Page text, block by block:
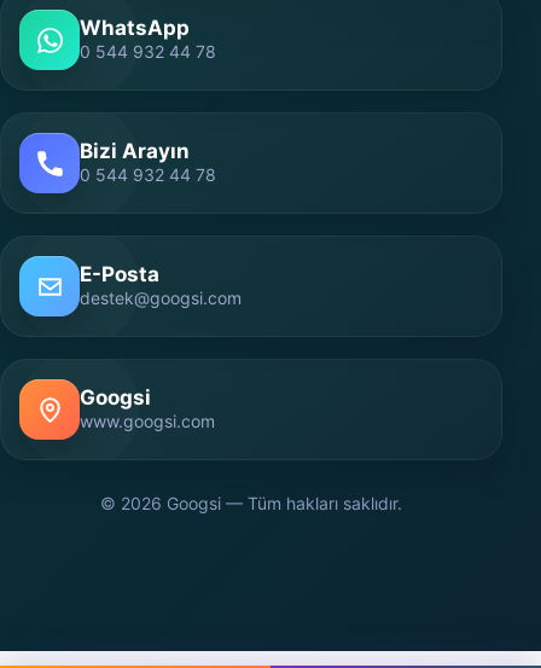
WhatsApp
0 544 932 44 78
Bizi Arayın
0 544 932 44 78
E-Posta
destek@googsi.com
Googsi
www.googsi.com
© 2026 Googsi — Tüm hakları saklıdır.